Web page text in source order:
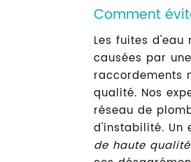
Comment
Les fuites
causées par
raccordements
qualité. Nos
réseau de
d'instabilité. Un
de haute qualité